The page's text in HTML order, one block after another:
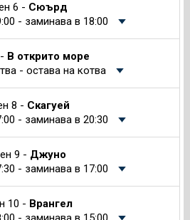
6 - Сюърд
- заминава в 18:00
В открито море
- остава на котва
8 - Скагуей
- заминава в 20:30
9 - Джуно
- заминава в 17:00
10 - Врангел